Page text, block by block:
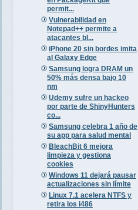
permit...
Vulnerabilidad en
Notepad++ permite a
atacantes bl...
iPhone 20 sin bordes imita
al Galaxy Edge
Samsung logra DRAM un
50% más densa bajo 10
nm
Udemy sufre un hackeo
por parte de ShinyHunters
co...
Samsung celebra 1 año de
su app para salud mental
BleachBit 6 mejora
limpieza y gestiona
cookies
Windows 11 dejará pausar
actualizaciones sin límite
Linux 7.1 acelera NTFS y
retira los i486